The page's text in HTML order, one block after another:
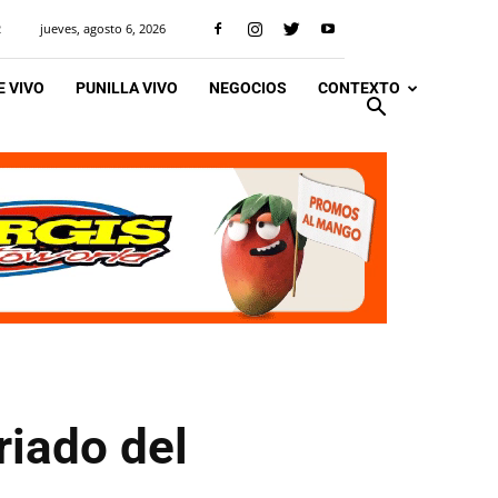
jueves, agosto 6, 2026
VIVO PUNILLA VIVO NEGOCIOS CONTEXTO
del